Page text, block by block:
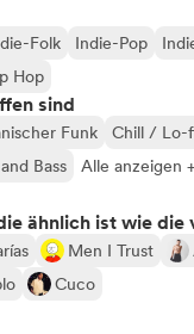
Folk Indie-Pop
Hop
sind
Funk
Chill / Lo-
Bass Alle anzeigen
ähnlich ist wie die
Men I Trust
Cuco